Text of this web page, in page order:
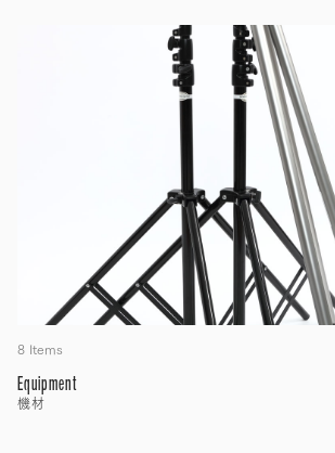
8 Items
Equipment
機材